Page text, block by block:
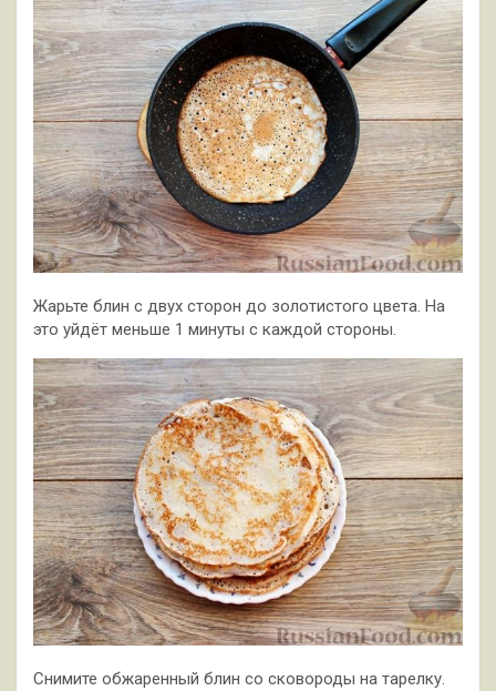
Жарьте блин с двух сторон до золотистого цвета. На
это уйдёт меньше 1 минуты с каждой стороны.
Снимите обжаренный блин со сковороды на тарелку.